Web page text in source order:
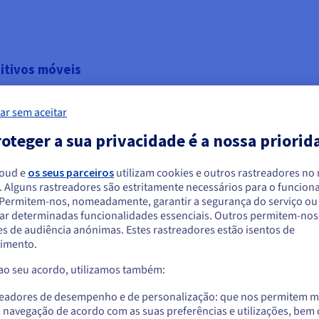
móveis
que as pessoas têm a
qualquer momento. Isto cria
atuais permitem que o cliente
independentemente de onde
Nichos e estudos de
que está localizado em Estados
encomendar a partir de Estados Unidos, terá de consultar e criar uma conta
do país em questão.
ao website do Estados Unidos
us.ovhcloud.com/
Inglês USD - $
sem aceitar
a sua privacidade é a nossa
eos seus parceiros utilizam cookies e outros rastreadores no
Alguns rastreadores são estritamente necessários para o
nos, nomeadamente, garantir a segurança do serviço ou
determinadas funcionalidades essenciais. Outros permitem-
de audiência anónimas. Estes rastreadores estão isentos de
seu acordo, utilizamos também:
de desempenho e de personalização: que nos permitem
navegação de acordo com as suas preferências e utilizações, bem